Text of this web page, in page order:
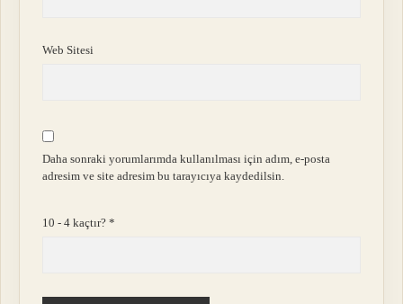
Web Sitesi
Daha sonraki yorumlarımda kullanılması için adım, e-posta
adresim ve site adresim bu tarayıcıya kaydedilsin.
10 - 4 kaçtır?*